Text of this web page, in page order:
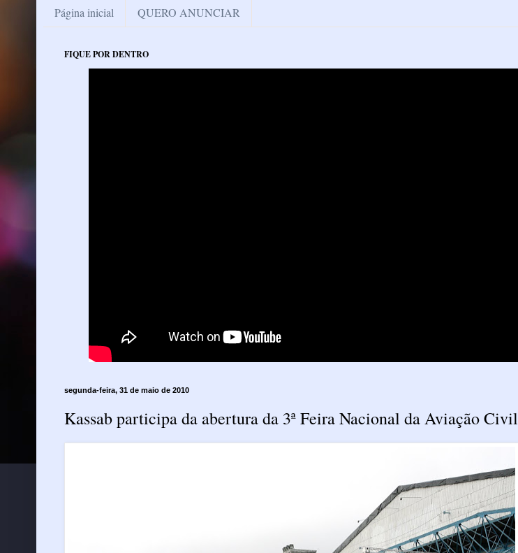
Página inicial QUERO ANUNCIAR
FIQUE POR DENTRO
segunda-feira, 31 de maio de 2010
Kassab participa da abertura da 3ª Feira Nacional da Aviação Civil